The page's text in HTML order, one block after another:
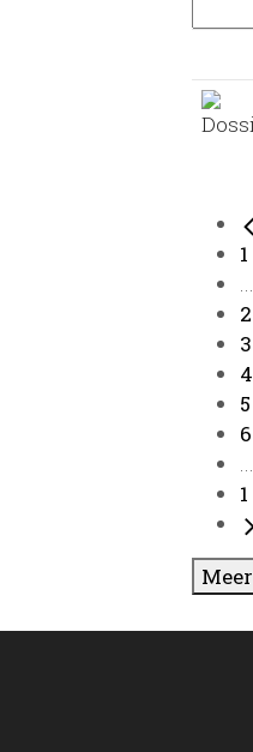
1
...
2
3
4
5
6
...
1
Meer